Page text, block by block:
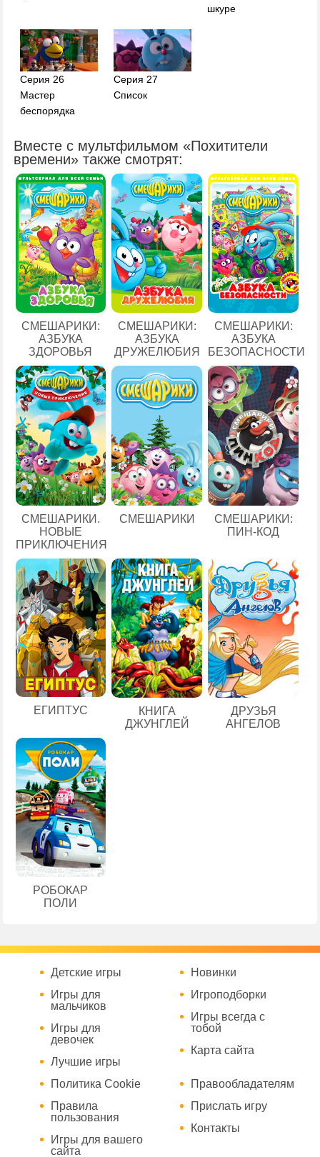
шкуре
Серия 26
Мастер
беспорядка
Серия 27
Список
Вместе с мультфильмом «Похитители
времени» также смотрят:
СМЕШАРИКИ:
АЗБУКА
ЗДОРОВЬЯ
СМЕШАРИКИ:
АЗБУКА
ДРУЖЕЛЮБИЯ
СМЕШАРИКИ:
АЗБУКА
БЕЗОПАСНОСТИ
СМЕШАРИКИ.
НОВЫЕ
ПРИКЛЮЧЕНИЯ
СМЕШАРИКИ
СМЕШАРИКИ:
ПИН-КОД
ЕГИПТУС
КНИГА
ДЖУНГЛЕЙ
ДРУЗЬЯ
АНГЕЛОВ
РОБОКАР
ПОЛИ
Детские игры
Игры для
мальчиков
Игры для
девочек
Лучшие игры
Новинки
Игроподборки
Игры всегда с
тобой
Карта сайта
Политика Cookie
Правила
пользования
Игры для вашего
сайта
Правообладателям
Прислать игру
Контакты